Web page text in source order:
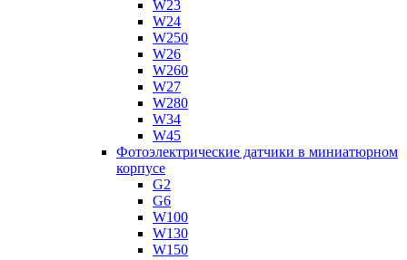
W23
W24
W250
W26
W260
W27
W280
W34
W45
Фотоэлектрические датчики в миниатюрном
корпусе
G2
G6
W100
W130
W150